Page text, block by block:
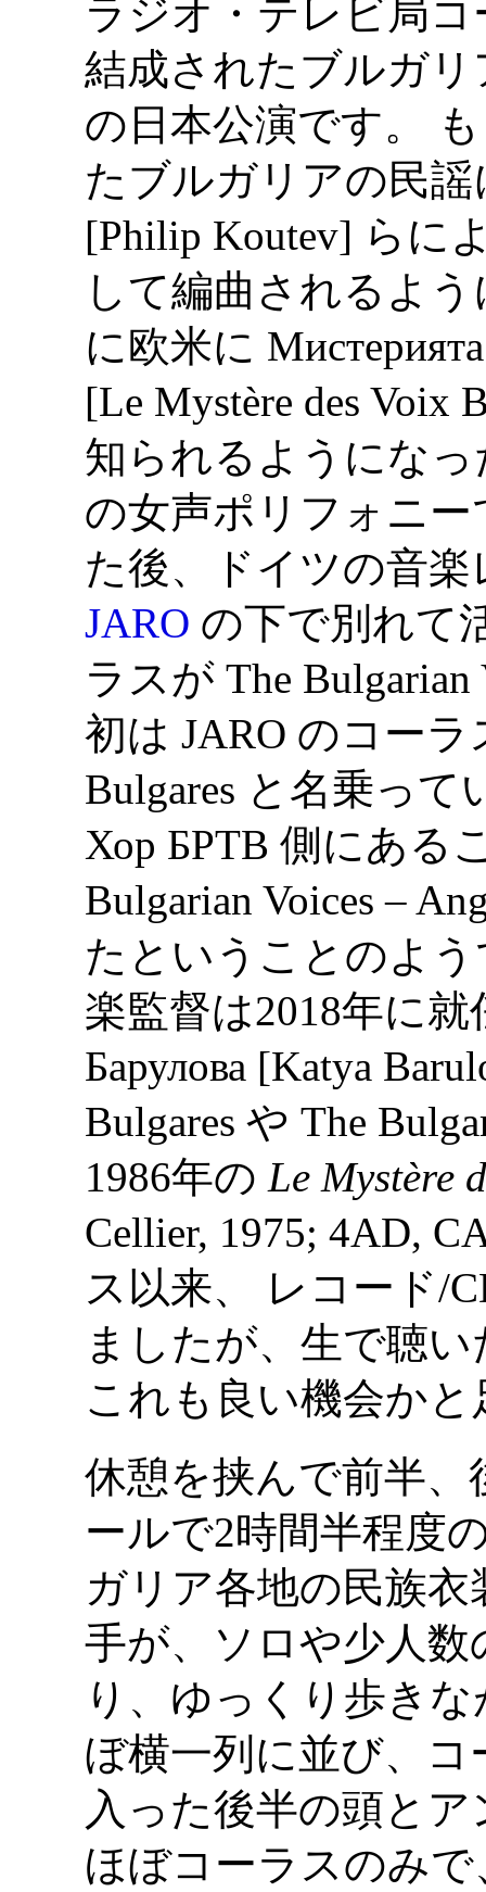
ラジオ・テレビ局
結成されたブルガ
の日本公演です。
たブルガリアの民謡
[Philip Koutev] らに
して編曲されるよ
に欧米に Мистерията
[Le Mystère des Voix
知られるようにな
の女声ポリフォニ
た後、ドイツの音
JARO の下で別れて
ラスが The
初は JARO のコーラ
Bulgares と名乗っ
Хор БРТВ 側にある
Bulgarian Voices –
たということのよ
楽監督は2018年に就
Барулова [Katya
Bulgares や The
1986年のLe Mystère
Cellier, 1975; 4AD,
ス以来、 レコード/
ましたが、生で聴
これも良い機会か
休憩を挟んで前半
ールで2時間半程度
ガリア各地の民族
手が、ソロや少人
り、ゆっくり歩き
ぼ横一列に並び、
入った後半の頭と
ほぼコーラスのみで